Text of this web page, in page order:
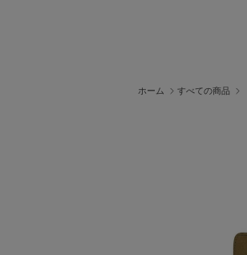
ホーム すべての商品